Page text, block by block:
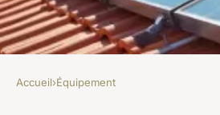
ÉQUIPEMENT
Accueil›Équipement